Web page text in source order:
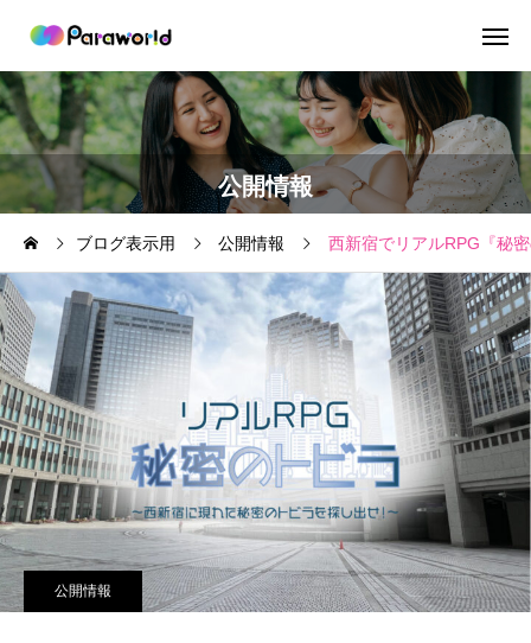
公開情報
ブログ表示用 公開情報 西新宿でリアルRPG『秘
公開情報